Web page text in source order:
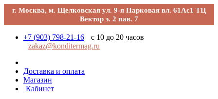
г. Москва, м. Щелковская ул. 9-я Парковая вл. 61Ас1 ТЦ
Вектор э. 2 пав. 7
+7 (903) 798-21-16
с 10 до 20 часов
zakaz@konditermag.ru
Доставка и оплата
Магазин
Кабинет